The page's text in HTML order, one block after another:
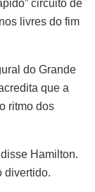
circuito de
livres do fim
do Grande
que a
ritmo dos
Hamilton.
divertido.